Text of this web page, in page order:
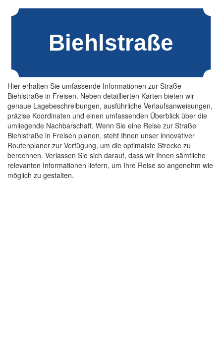
Hier erhalten Sie umfassende Informationen zur Straße
Biehlstraße in Freisen. Neben detaillierten Karten bieten wir
genaue Lagebeschreibungen, ausführliche Verlaufsanweisungen,
präzise Koordinaten und einen umfassenden Überblick über die
umliegende Nachbarschaft. Wenn Sie eine Reise zur Straße
Biehlstraße in Freisen planen, steht Ihnen unser innovativer
Routenplaner zur Verfügung, um die optimalste Strecke zu
berechnen. Verlassen Sie sich darauf, dass wir Ihnen sämtliche
relevanten Informationen liefern, um Ihre Reise so angenehm wie
möglich zu gestalten.